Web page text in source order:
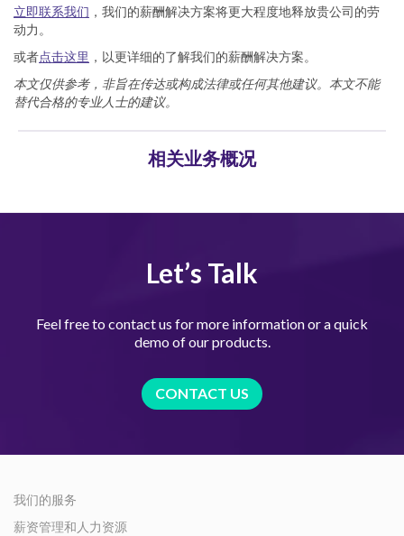
立即联系我们 ，我们的薪酬解决方案将更大程度地释放贵公司的劳
动力。
或者点击这里 ，以更详细的了解我们的薪酬解决方案。
本文仅供参考，非旨在传达或构成法律或任何其他建议。本文不能
替代合格的专业人士的建议。
相关业务概况
Let’s Talk
Feel free to contact us for more information or a quick
demo of our products.
CONTACT US
我们的服务
薪资管理和人力资源